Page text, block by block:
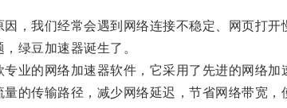
我们经常会遇到网络连接不稳定、网页打开
绿豆加速器诞生了。
的网络加速器软件，它采用了先进的网络加
传输路径，减少网络延迟，节省网络带宽，